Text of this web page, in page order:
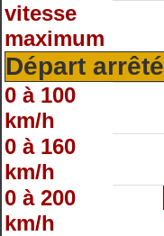
vitesse
maximum
Départ arrêté
0 à 100
km/h
0 à 160
km/h
0 à 200
km/h